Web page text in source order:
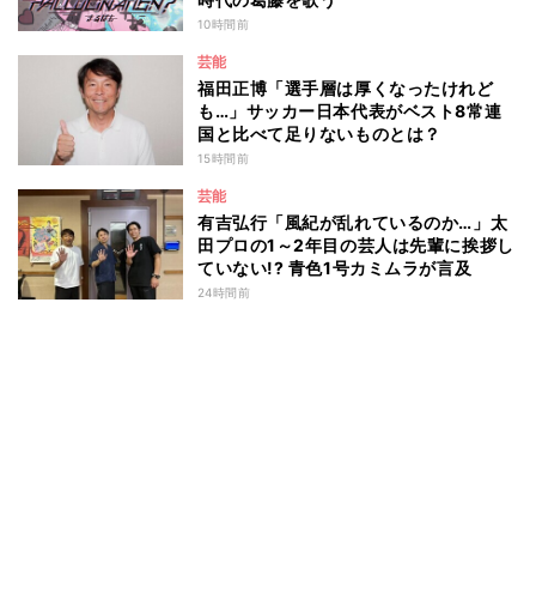
10時間前
芸能
福田正博「選手層は厚くなったけれど
も…」サッカー日本代表がベスト8常連
国と比べて足りないものとは？
15時間前
芸能
有吉弘行「風紀が乱れているのか…」太
田プロの1～2年目の芸人は先輩に挨拶し
ていない!? 青色1号カミムラが言及
24時間前